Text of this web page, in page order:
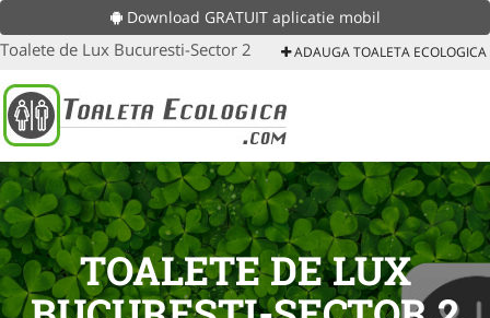
Download GRATUIT aplicatie mobil
Toalete de Lux Bucuresti-Sector 2 ADAUGA TOALETA ECOLOGICA
TOALETE DE LUX